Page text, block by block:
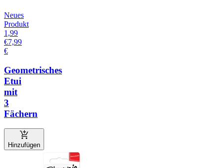
Neues
Produkt
1,99
€7,99
€
Geometrisches
Etui
mit
3
Fächern
Hinzufügen